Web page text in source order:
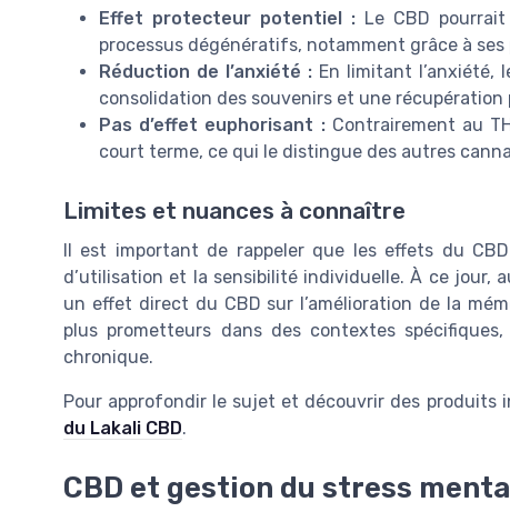
Effet protecteur potentiel :Le CBD pourrait
processus dégénératifs, notamment grâce à
Réduction de l’anxiété : En limitant l’anxiété,
consolidation des souvenirs et une
Pas d’effet euphorisant :Contrairement au
court terme, ce qui le distingue des autres
Limites et nuances à connaître
Il est important de rappeler que les effets du
d’utilisation et la sensibilité individuelle. À ce jour,
un effet direct du CBD sur l’amélioration de la
plus prometteurs dans des contextes
chronique.
Pour approfondir le sujet et découvrir des produits
du Lakali CBD.
CBD et gestion du stress